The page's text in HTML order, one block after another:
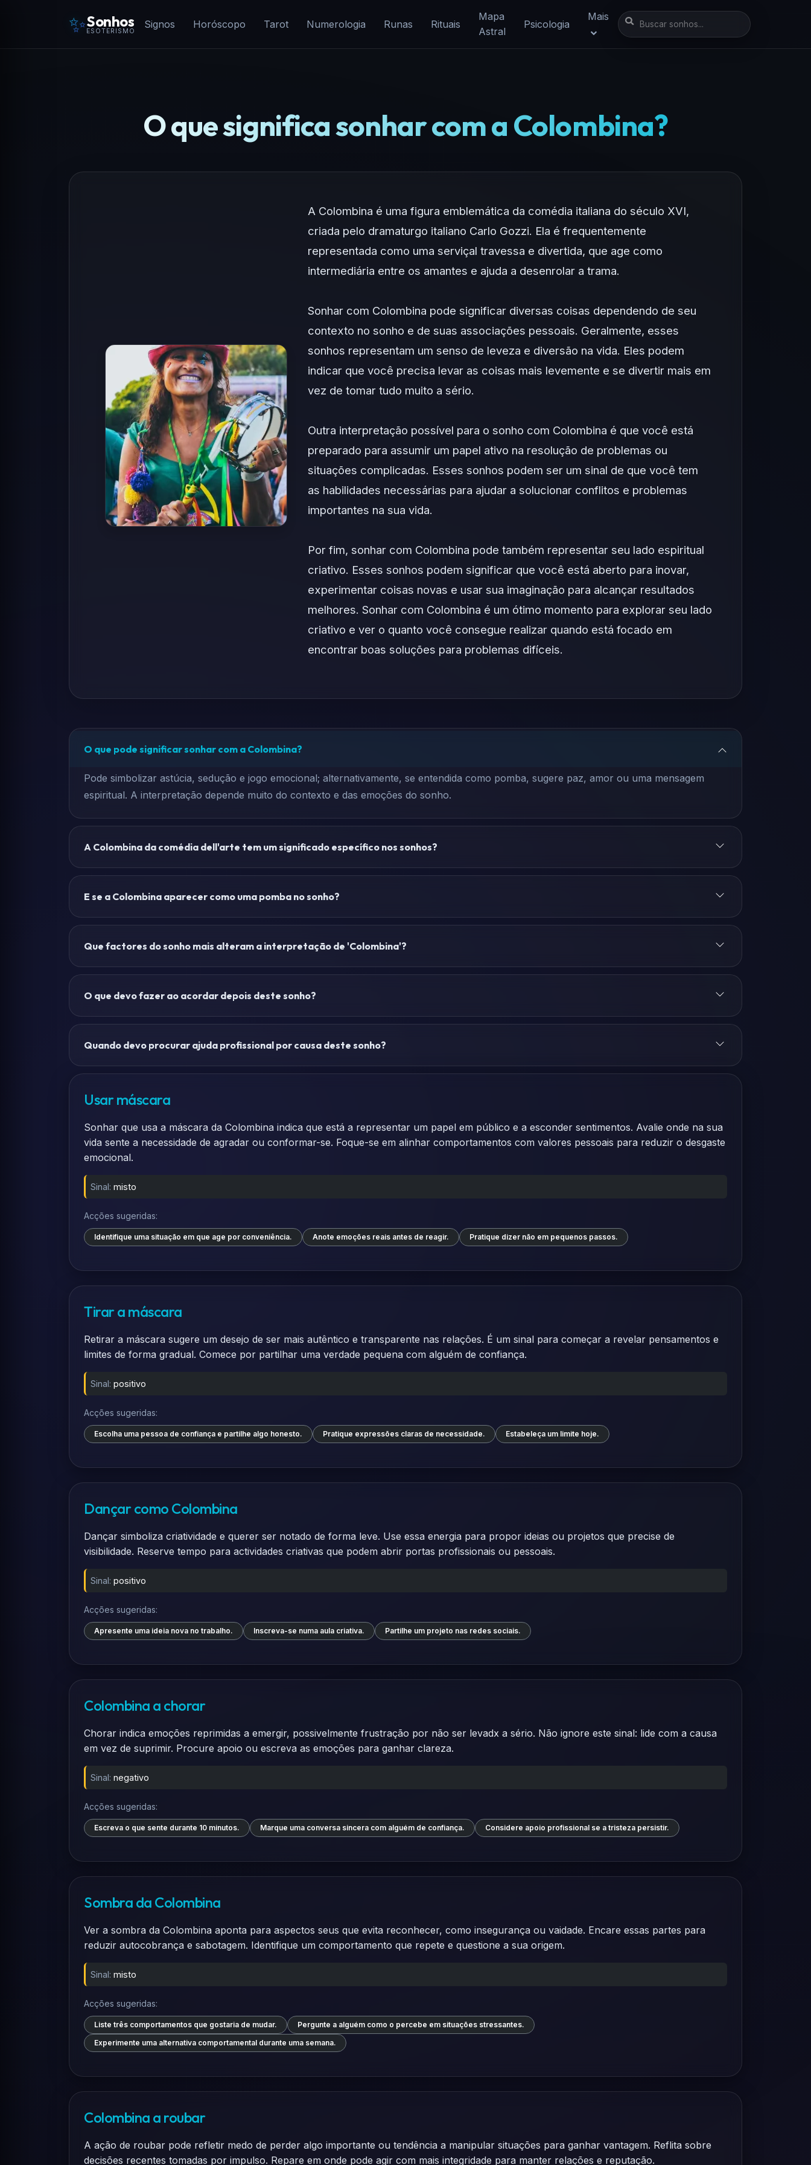
✨Sonhos
ESOTERISMO
Signos Horóscopo Tarot Numerologia Runas Rituais
Mapa
Astral
Psicologia
Mais
O que significa sonhar com a Colombina?
A Colombina é uma figura emblemática da comédia italiana do século XVI,
criada pelo dramaturgo italiano Carlo Gozzi. Ela é frequentemente
representada como uma serviçal travessa e divertida, que age como
intermediária entre os amantes e ajuda a desenrolar a trama.
Sonhar com Colombina pode significar diversas coisas dependendo de seu
contexto no sonho e de suas associações pessoais. Geralmente, esses
sonhos representam um senso de leveza e diversão na vida. Eles podem
indicar que você precisa levar as coisas mais levemente e se divertir mais em
vez de tomar tudo muito a sério.
Outra interpretação possível para o sonho com Colombina é que você está
preparado para assumir um papel ativo na resolução de problemas ou
situações complicadas. Esses sonhos podem ser um sinal de que você tem
as habilidades necessárias para ajudar a solucionar conflitos e problemas
importantes na sua vida.
Por fim, sonhar com Colombina pode também representar seu lado espiritual
criativo. Esses sonhos podem significar que você está aberto para inovar,
experimentar coisas novas e usar sua imaginação para alcançar resultados
melhores. Sonhar com Colombina é um ótimo momento para explorar seu lado
criativo e ver o quanto você consegue realizar quando está focado em
encontrar boas soluções para problemas difíceis.
O que pode significar sonhar com a Colombina?
Pode simbolizar astúcia, sedução e jogo emocional; alternativamente, se entendida como pomba, sugere paz, amor ou uma mensagem
espiritual. A interpretação depende muito do contexto e das emoções do sonho.
A Colombina da comédia dell'arte tem um significado específico nos sonhos?
E se a Colombina aparecer como uma pomba no sonho?
Que factores do sonho mais alteram a interpretação de 'Colombina'?
O que devo fazer ao acordar depois deste sonho?
Quando devo procurar ajuda profissional por causa deste sonho?
Usar máscara
Sonhar que usa a máscara da Colombina indica que está a representar um papel em público e a esconder sentimentos. Avalie onde na sua
vida sente a necessidade de agradar ou conformar-se. Foque-se em alinhar comportamentos com valores pessoais para reduzir o desgaste
emocional.
Sinal: misto
Acções sugeridas:
Identifique uma situação em que age por conveniência. Anote emoções reais antes de reagir. Pratique dizer não em pequenos passos.
Tirar a máscara
Retirar a máscara sugere um desejo de ser mais autêntico e transparente nas relações. É um sinal para começar a revelar pensamentos e
limites de forma gradual. Comece por partilhar uma verdade pequena com alguém de confiança.
Sinal: positivo
Acções sugeridas:
Escolha uma pessoa de confiança e partilhe algo honesto. Pratique expressões claras de necessidade. Estabeleça um limite hoje.
Dançar como Colombina
Dançar simboliza criatividade e querer ser notado de forma leve. Use essa energia para propor ideias ou projetos que precise de
visibilidade. Reserve tempo para actividades criativas que podem abrir portas profissionais ou pessoais.
Sinal: positivo
Acções sugeridas:
Apresente uma ideia nova no trabalho. Inscreva-se numa aula criativa. Partilhe um projeto nas redes sociais.
Colombina a chorar
Chorar indica emoções reprimidas a emergir, possivelmente frustração por não ser levadx a sério. Não ignore este sinal: lide com a causa
em vez de suprimir. Procure apoio ou escreva as emoções para ganhar clareza.
Sinal: negativo
Acções sugeridas:
Escreva o que sente durante 10 minutos. Marque uma conversa sincera com alguém de confiança. Considere apoio profissional se a tristeza persistir.
Sombra da Colombina
Ver a sombra da Colombina aponta para aspectos seus que evita reconhecer, como insegurança ou vaidade. Encare essas partes para
reduzir autocobrança e sabotagem. Identifique um comportamento que repete e questione a sua origem.
Sinal: misto
Acções sugeridas:
Liste três comportamentos que gostaria de mudar.
Pergunte a alguém como o percebe em situações stressantes.
Experimente uma alternativa comportamental durante uma semana.
Colombina a roubar
A ação de roubar pode refletir medo de perder algo importante ou tendência a manipular situações para ganhar vantagem. Reflita sobre
decisões recentes tomadas por impulso. Repare em onde pode agir com mais integridade para manter relações e reputação.